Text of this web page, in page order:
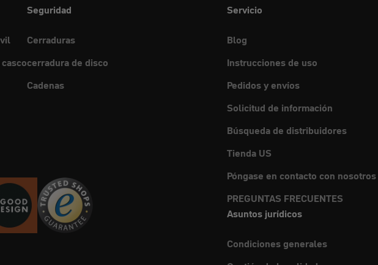
Seguridad
Cerraduras
cerradura de disco
Cadenas
Servicio
Blog
Instrucciones de uso
Pedidos y envíos
Solicitud de información
Búsqueda de distribuidores
Tienda US
Póngase en contacto con nosotros
PREGUNTAS FRECUENTES
Asuntos jurídicos
Condiciones generales